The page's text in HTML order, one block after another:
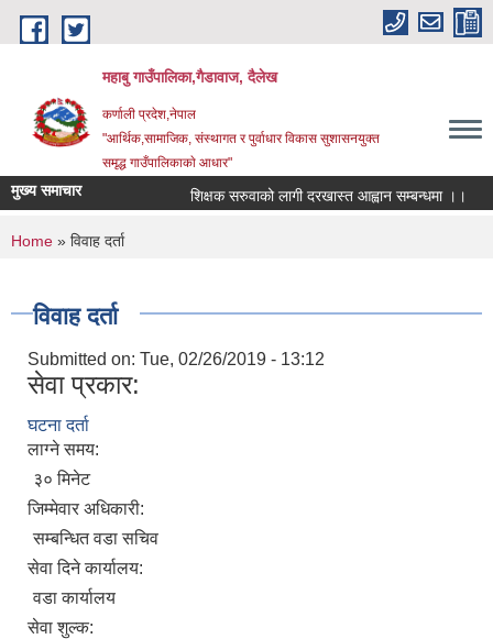
Skip to main content
महाबु गाउँपालिका,गैडावाज, दैलेख
कर्णाली प्रदेश,नेपाल
"आर्थिक,सामाजिक, संस्थागत र पुर्वाधार विकास सुशासनयुक्त
समृद्ध गाउँपालिकाकाे आधार"
मुख्य समाचार शिक्षक सरुवाको लागी दरखास्त आह्वान सम्बन्धमा ।।
You are here
Home » विवाह दर्ता
विवाह दर्ता
Submitted on: Tue, 02/26/2019 - 13:12
सेवा प्रकार:
घटना दर्ता
लाग्ने समय:
३० मिनेट
जिम्मेवार अधिकारी:
सम्बन्धित वडा सचिव
सेवा दिने कार्यालय:
वडा कार्यालय
सेवा शुल्क: